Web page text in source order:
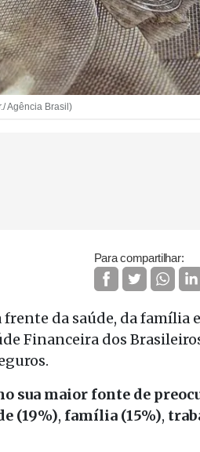
Agência Brasil)
Para compartilhar:
da saúde, da família
Financeira dos
sua maior fonte de
(19%), família (15%),